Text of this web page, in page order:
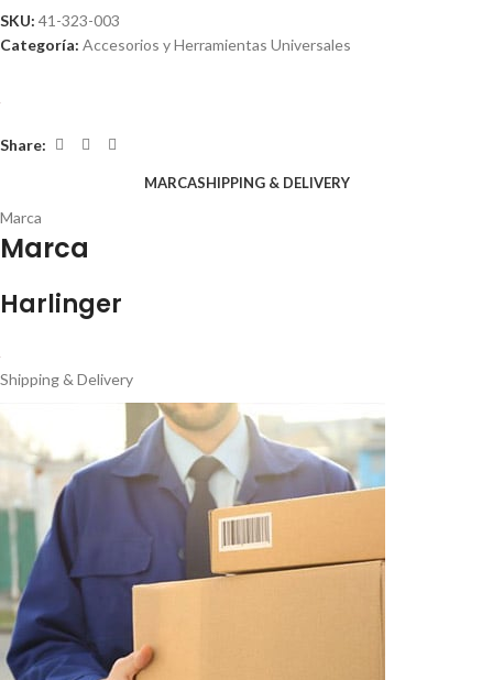
SKU: 41-323-003
Categoría: Accesorios y Herramientas Universales
Share:
MARCASHIPPING & DELIVERY
Marca
Marca
Harlinger
Shipping & Delivery